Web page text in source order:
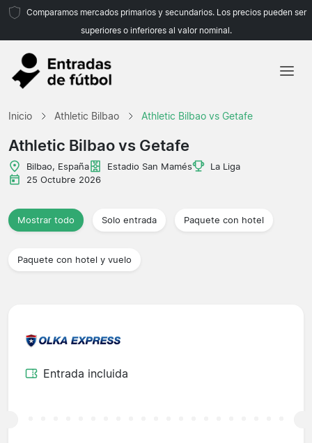
Comparamos mercados primarios y secundarios. Los precios pueden ser
superiores o inferiores al valor nominal.
Inicio Athletic Bilbao Athletic Bilbao vs Getafe
Athletic Bilbao vs Getafe
Bilbao, España Estadio San Mamés
La Liga
25 Octubre 2026
Mostrar todo Solo entrada Paquete con hotel
Paquete con hotel y vuelo
Entrada incluida